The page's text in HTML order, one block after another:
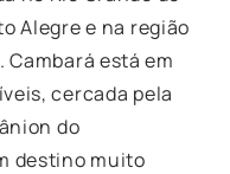
Alegre e na região
Cambará está em
cercada pela
do
destino muito